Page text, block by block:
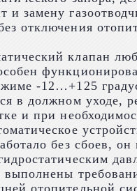
и замену
отключения
клапан
-12…+125
в должном уходе,
и при
без сбоев, он
отопительной